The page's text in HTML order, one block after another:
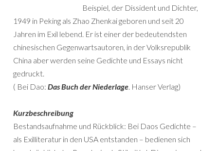
Beispiel, der Dissident und Dichter,
1949 in Peking als Zhao Zhenkai geboren und seit 20
Jahren im Exil lebend. Er ist einer der bedeutendsten
chinesischen Gegenwartsautoren, in der Volksrepublik
China aber werden seine Gedichte und Essays nicht
gedruckt.
( Bei Dao: Das Buch der Niederlage. Hanser Verlag)
Kurzbeschreibung
Bestandsaufnahme und Rückblick: Bei Daos Gedichte –
als Exilliteratur in den USA entstanden – bedienen sich